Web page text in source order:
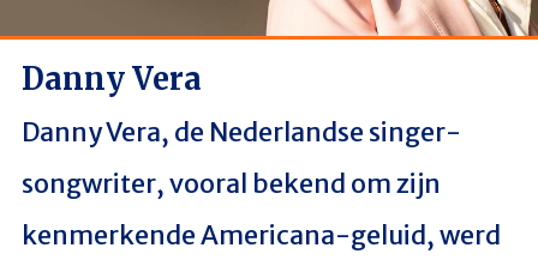
Danny Vera
Danny Vera, de Nederlandse singer-
songwriter, vooral bekend om zijn
kenmerkende Americana-geluid, werd